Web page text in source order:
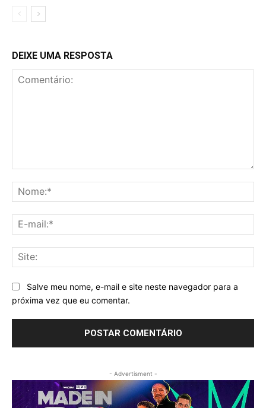
DEIXE UMA RESPOSTA
Salve meu nome, e-mail e site neste navegador para a
próxima vez que eu comentar.
- Advertisment -